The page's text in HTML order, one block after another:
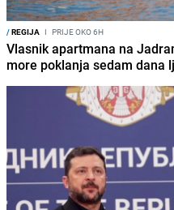
/REGIJA I PRIJE OKO 6H
Vlasnik apartmana na
more poklanja sedam dana